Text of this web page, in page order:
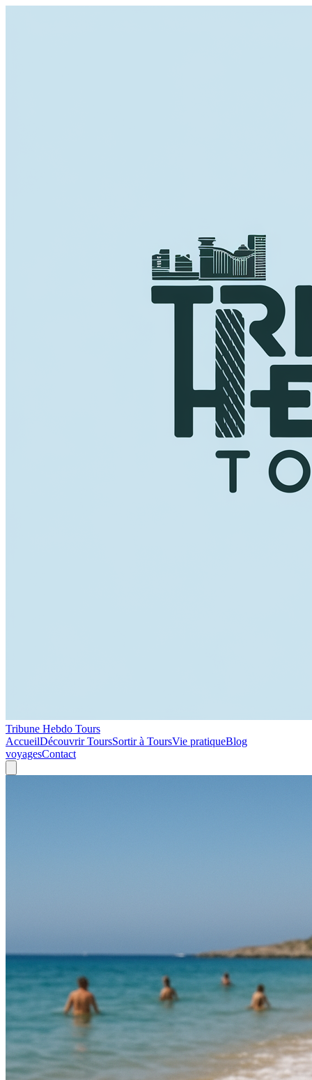
Tribune Hebdo Tours
AccueilDécouvrir ToursSortir à ToursVie pratiqueBlog
voyagesContact